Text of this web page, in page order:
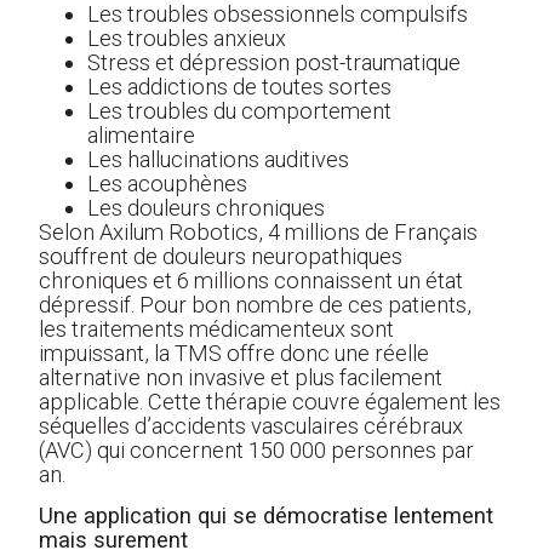
Les troubles obsessionnels compulsifs
Les troubles anxieux
Stress et dépression post-traumatique
Les addictions de toutes sortes
Les troubles du comportement
alimentaire
Les hallucinations auditives
Les acouphènes
Les douleurs chroniques
Selon Axilum Robotics, 4 millions de Français
souffrent de douleurs neuropathiques
chroniques et 6 millions connaissent un état
dépressif. Pour bon nombre de ces patients,
les traitements médicamenteux sont
impuissant, la TMS offre donc une réelle
alternative non invasive et plus facilement
applicable. Cette thérapie couvre également les
séquelles d’accidents vasculaires cérébraux
(AVC) qui concernent 150 000 personnes par
an.
Une application qui se démocratise lentement
mais surement